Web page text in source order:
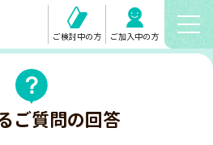
ご検討中の方 ご加入中の方
ご質問の回答